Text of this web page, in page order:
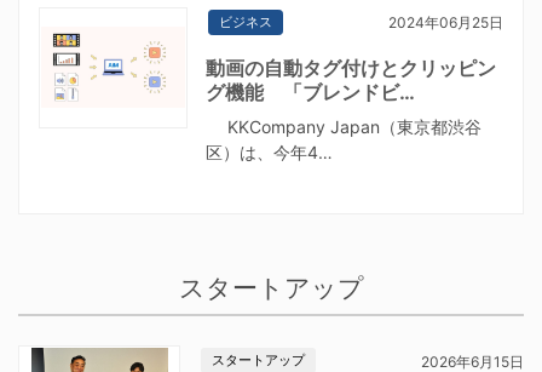
ビジネス 2024年06月25日
動画の自動タグ付けとクリッピン
グ機能 「ブレンドビ…
KKCompany Japan（東京都渋谷
区）は、今年4…
スタートアップ
スタートアップ 2026年6月15日